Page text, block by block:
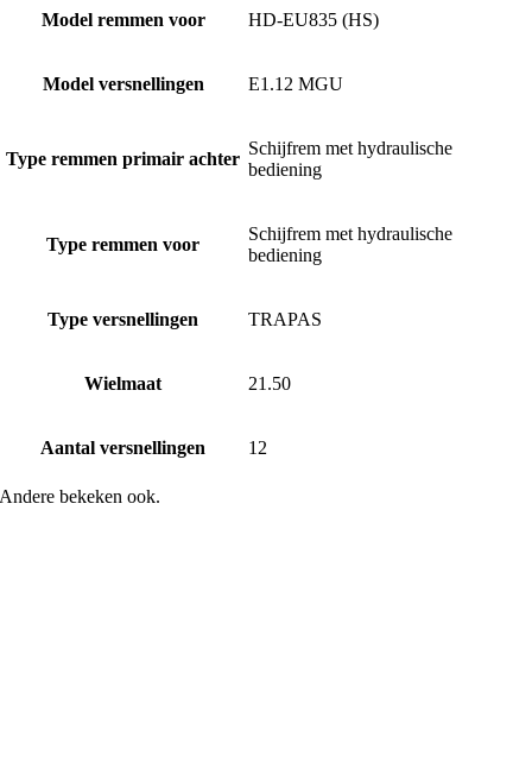
Model remmen voor HD-EU835 (HS)
Model versnellingen E1.12 MGU
Type remmen primair achter
Schijfrem met hydraulische
bediening
Type remmen voor
Schijfrem met hydraulische
bediening
Type versnellingen TRAPAS
Wielmaat 21.50
Aantal versnellingen 12
Andere bekeken ook.